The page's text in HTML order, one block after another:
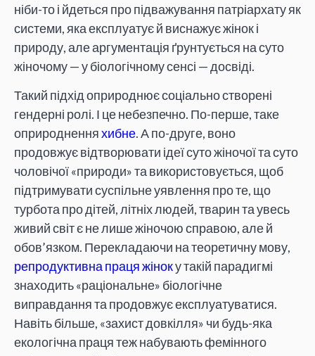
ніби-то і йдеться про підважування патріархату як
системи, яка експлуатує й виснажує жінок і
природу, але аргументація ґрунтується на суто
жіночому — у біологічному сенсі — досвіді.
Такий підхід оприроднює соціально створені
гендерні ролі. І це небезпечно. По-перше, таке
оприродненняхибне. А по-друге, воно
продовжує відтворювати ідеї суто жіночої та суто
чоловічої «природи» та використовується, щоб
підтримувати суспільне уявлення про те, що
турбота про дітей, літніх людей, тварин та увесь
живий світ є не лише жіночою справою, але й
обов’язком. Перекладаючи на теоретичну мову,
репродуктивна праця жіноку такій парадигмі
знаходить «раціональне» біологічне
виправдання та продовжує експлуатуватися.
Навіть більше, «захист довкілля» чи будь-яка
екологічна праця теж набувають фемінного